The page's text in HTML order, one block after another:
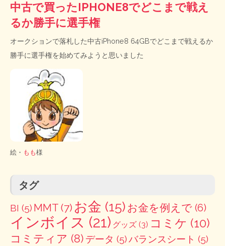
中古で買ったIPHONE8でどこまで戦え
るか勝手に選手権
オークションで落札した中古iPhone8 64GBでどこまで戦えるか
勝手に選手権を始めてみようと思いました
絵・ もも様
タグ
BI (5) MMT (7) お金 (15) お金を例えで (6)
インボイス (21) グッズ (3) コミケ (10)
コミティア (8) データ (5)バランスシート (5)